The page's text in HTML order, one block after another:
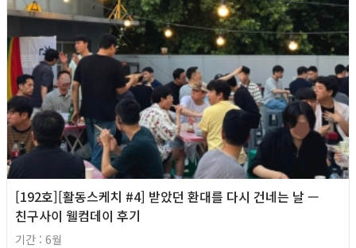
[192호][활동스케치 #4] 받았던 환대를 다시 건네는 날 —
친구사이 웰컴데이 후기
기간 : 6월